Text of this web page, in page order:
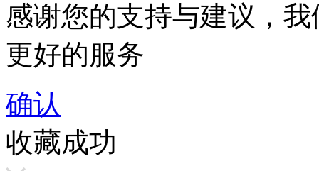
感谢您的支持与建议，
更好的服务
确认
收藏成功